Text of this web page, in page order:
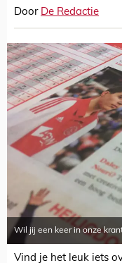
Door De Redactie
Wil jij een keer in onze
Vind je het leuk iets